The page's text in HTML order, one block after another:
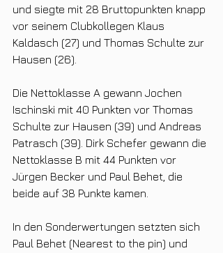
und siegte mit 28 Bruttopunkten knapp
vor seinem Clubkollegen Klaus
Kaldasch (27) und Thomas Schulte zur
Hausen (26).
Die Nettoklasse A gewann Jochen
Ischinski mit 40 Punkten vor Thomas
Schulte zur Hausen (39) und Andreas
Patrasch (39). Dirk Schefer gewann die
Nettoklasse B mit 44 Punkten vor
Jürgen Becker und Paul Behet, die
beide auf 38 Punkte kamen.
In den Sonderwertungen setzten sich
Paul Behet (Nearest to the pin) und